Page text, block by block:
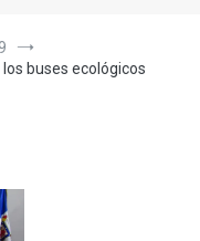
buses ecológicos